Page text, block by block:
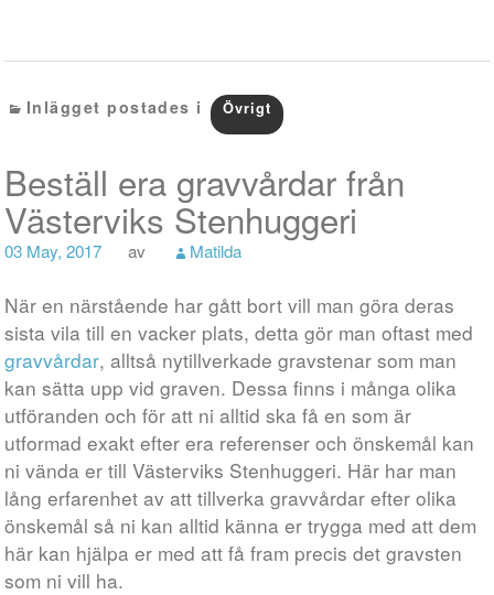
Inlägget postades i Övrigt
Beställ era gravvårdar från
Västerviks Stenhuggeri
03 May, 2017 av Matilda
​När en närstående har gått bort vill man göra deras
sista vila till en vacker plats, detta gör man oftast med
gravvårdar, alltså nytillverkade gravstenar som man
kan sätta upp vid graven. Dessa finns i många olika
utföranden och för att ni alltid ska få en som är
utformad exakt efter era referenser och önskemål kan
ni vända er till Västerviks Stenhuggeri. Här har man
lång erfarenhet av att tillverka gravvårdar efter olika
önskemål så ni kan alltid känna er trygga med att dem
här kan hjälpa er med att få fram precis det gravsten
som ni vill ha.